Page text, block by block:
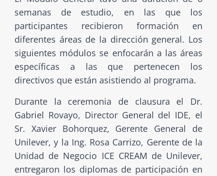
semanas de estudio, en las que los
participantes recibieron formación en
diferentes áreas de la dirección general. Los
siguientes módulos se enfocarán a las áreas
específicas a las que pertenecen los
directivos que están asistiendo al programa.
Durante la ceremonia de clausura el Dr.
Gabriel Rovayo, Director General del IDE, el
Sr. Xavier Bohorquez, Gerente General de
Unilever, y la Ing. Rosa Carrizo, Gerente de la
Unidad de Negocio ICE CREAM de Unilever,
entregaron los diplomas de participación en